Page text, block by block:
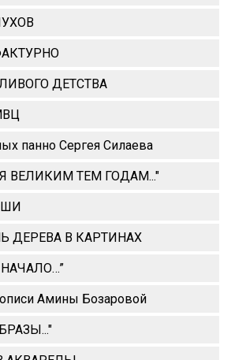
ДЕТСТВА
панно Сергея Силаева
ВЕЛИКИМ ТЕМ ГОДАМ..."
ДЕРЕВА В КАРТИНАХ
Амины Бозаровой